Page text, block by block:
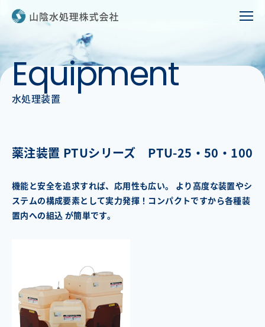
Equipment
水処理装置
薬注装置 PTUシリーズ PTU-25・50・100
機能と安全を追求すれば、応用性も広い。 より高度な装置やシ
ステムの構成要素として実力発揮！コンパクトですから各種装
置内への組込 が簡単です。